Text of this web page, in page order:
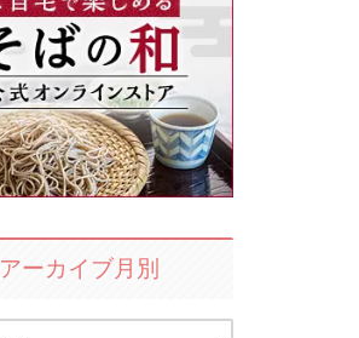
アーカイブ月別